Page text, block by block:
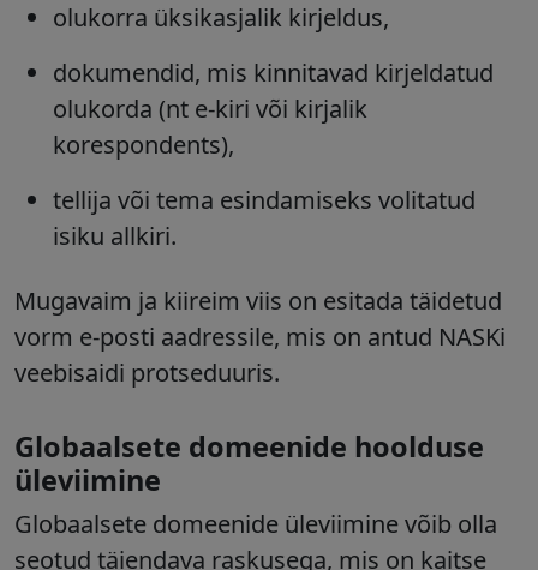
olukorra üksikasjalik kirjeldus,
dokumendid, mis kinnitavad kirjeldatud
olukorda (nt e-kiri või kirjalik
korespondents),
tellija või tema esindamiseks volitatud
isiku allkiri.
Mugavaim ja kiireim viis on esitada täidetud
vorm e-posti aadressile, mis on antud NASKi
veebisaidi protseduuris.
Globaalsete domeenide hoolduse
üleviimine
Globaalsete domeenide üleviimine võib olla
seotud täiendava raskusega, mis on kaitse